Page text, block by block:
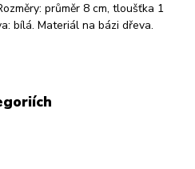
průměr 8 cm, tloušťka 1
bílá. Materiál na bázi dřeva.